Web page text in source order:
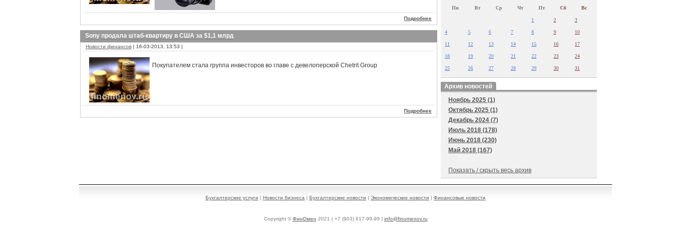
Подробнее
Sony продала штаб-квартиру в США за $1,1 млрд
Новости финансов | 16-03-2013, 13:53 |
Покупателем стала группа инвесторов во главе с девелоперской Chetrit Group
Подробнее
Пн Вт Ср Чт Пт Сб Вс
1 2 3
4 5 6 7 8 9 10
11 12 13 14 15 16 17
18 19 20 21 22 23 24
25 26 27 28 29 30 31
Архив новостей
Ноябрь 2025 (1)
Октябрь 2025 (1)
Декабрь 2024 (7)
Июль 2018 (178)
Июнь 2018 (230)
Май 2018 (167)
Показать / скрыть весь архив
Бухгалтерские услуги | Новости бизнеса | Бухгалтерские новости | Экономические новости | Финансовые новости
Copyright ©ФинОмен 2021 | +7 (903) 617-99-99 | info@finomenov.ru